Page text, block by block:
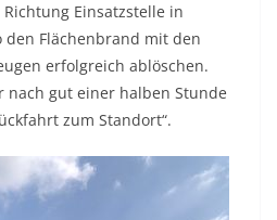
Einsatzstelle in
Flächenbrand mit den
erfolgreich ablöschen.
nach gut einer halben Stunde
zum Standort“.